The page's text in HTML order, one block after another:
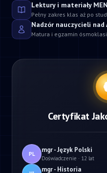
Lektury i materiały MEN
Pełny zakres klas aż po
Nadzór nauczycieli nad
Matura i egzamin
Certyfikat
PL mgr - Język Polski
Doświadczenie · 12 lat
mgr - Historia